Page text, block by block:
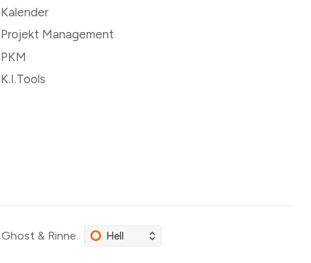
Kalender
Projekt Management
PKM
K.I.Tools
Ghost & Rinne.